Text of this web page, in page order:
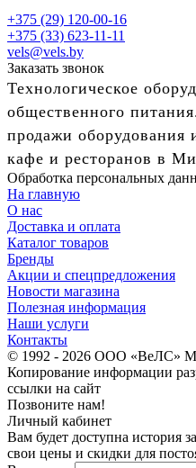
+375 (29) 120-00-16
+375 (33) 623-11-11
vels@vels.by
Заказать звонок
Технологическое
общественного
продажи оборудования
кафе и ресторанов в
Обработка персональных
На главную
О нас
Доставка и оплата
Каталог товаров
Бренды
Акции и спецпредложения
Новости магазина
Полезная информация
Наши услуги
Контакты
© 1992 - 2026 ООО «ВеЛС»
Копирование информации
ссылки на сайт
Позвоните нам!
Личный кабинет
Вам будет доступна история
свои цены и скидки для